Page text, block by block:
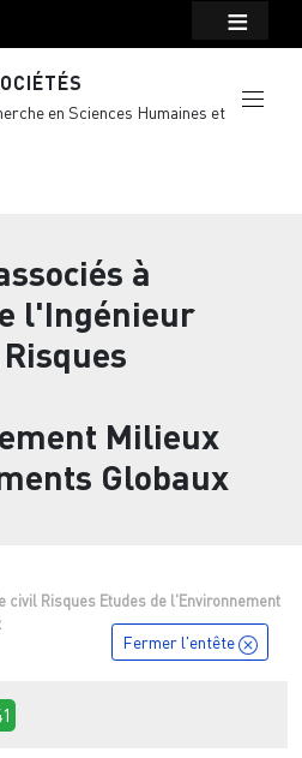
en Sciences Humaines et
à
l'Ingénieur
Milieux
Globaux
civil Risques Etudes de l'Environnement
Fermer l'entête